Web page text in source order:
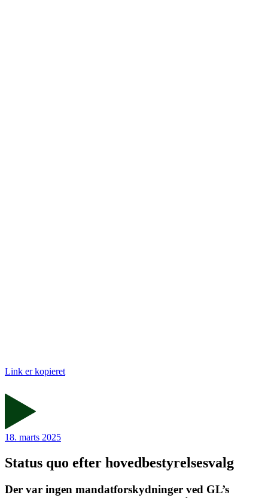
Link er kopieret
18. marts 2025
Status quo efter hovedbestyrelsesvalg
Der var ingen mandatforskydninger ved GL’s